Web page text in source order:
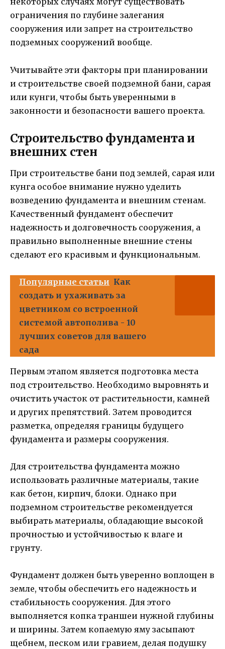
ограничения по глубине залегания
сооружения или запрет на строительство
подземных сооружений вообще.
Учитывайте эти факторы при планировании
и строительстве своей подземной бани, сарая
или кунги, чтобы быть уверенными в
законности и безопасности вашего проекта.
Строительство фундамента и
внешних стен
При строительстве бани под землей, сарая или
кунга особое внимание нужно уделить
возведению фундамента и внешним стенам.
Качественный фундамент обеспечит
надежность и долговечность сооружения, а
правильно выполненные внешние стены
сделают его красивым и функциональным.
Популярные статьи Как
создать и ухаживать за
цветником со встроенной
системой автополива - 10
лучших советов для вашего
сада
Первым этапом является подготовка места
под строительство. Необходимо выровнять и
очистить участок от растительности, камней
и других препятствий. Затем проводится
разметка, определяя границы будущего
фундамента и размеры сооружения.
Для строительства фундамента можно
использовать различные материалы, такие
как бетон, кирпич, блоки. Однако при
подземном строительстве рекомендуется
выбирать материалы, обладающие высокой
прочностью и устойчивостью к влаге и
грунту.
Фундамент должен быть уверенно воплощен в
земле, чтобы обеспечить его надежность и
стабильность сооружения. Для этого
выполняется копка траншеи нужной глубины
и ширины. Затем копаемую яму засыпают
щебнем, песком или гравием, делая подушку